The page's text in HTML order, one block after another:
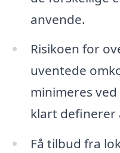
anvende.
Risikoen for
uventede
minimeres
klart definerer
Få tilbud fra